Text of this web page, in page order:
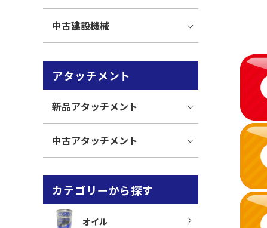
中古建設機械
アタッチメント
新品アタッチメント
中古アタッチメント
カテゴリーから探す
オイル